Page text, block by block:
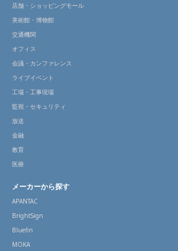
店舗・ショッピングモール
美術館・博物館
交通機関
オフィス
会議・カンファレンス
ライブイベント
工場・工事現場
監視・セキュリティ
放送
金融
教育
医療
メーカーから探す
APANTAC
BrightSign
Bluefin
MOKA